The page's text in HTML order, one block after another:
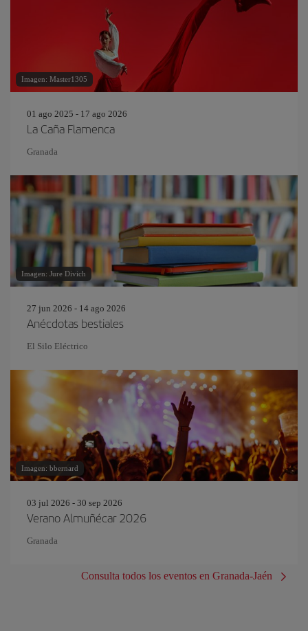
Imagen: Master1305
01 ago 2025 - 17 ago 2026
La Caña Flamenca
Granada
Imagen: Jure Divich
27 jun 2026 - 14 ago 2026
Anécdotas bestiales
El Silo Eléctrico
Imagen: bbernard
03 jul 2026 - 30 sep 2026
Verano Almuñécar 2026
Granada
Consulta todos los eventos en Granada-Jaén